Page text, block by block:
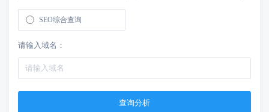
SEO综合查询
请输入域名：